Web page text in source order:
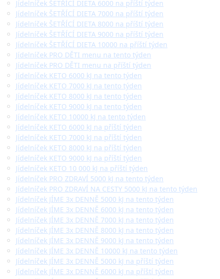
Jídelníček ŠETŘÍCÍ DIETA 6000 na příští týden
Jídelníček ŠETŘÍCÍ DIETA 7000 na příští týden
Jídelníček ŠETŘÍCÍ DIETA 8000 na příští týden
Jídelníček ŠETŘÍCÍ DIETA 9000 na příští týden
Jídelníček ŠETŘÍCÍ DIETA 10000 na příští týden
Jídelníček PRO DĚTI menu na tento týden
Jídelníček PRO DĚTI menu na příští týden
Jídelníček KETO 6000 kJ na tento týden
Jídelníček KETO 7000 kJ na tento týden
Jídelníček KETO 8000 kJ na tento týden
Jídelníček KETO 9000 kJ na tento týden
Jídelníček KETO 10000 kJ na tento týden
Jídelníček KETO 6000 kJ na příští týden
Jídelníček KETO 7000 kJ na příští týden
Jídelníček KETO 8000 kJ na příští týden
Jídelníček KETO 9000 kJ na příští týden
Jídelníček KETO 10 000 kJ na příští týden
Jídelníček PRO ZDRAVÍ 5000 kJ na tento týden
Jídelníček PRO ZDRAVÍ NA CESTY 5000 kJ na tento týden
Jídelníček JÍME 3x DENNĚ 5000 kJ na tento týden
Jídelníček JÍME 3x DENNĚ 6000 kJ na tento týden
Jídelníček JÍME 3x DENNĚ 7000 kJ na tento týden
Jídelníček JÍME 3x DENNĚ 8000 kJ na tento týden
Jídelníček JÍME 3x DENNĚ 9000 kJ na tento týden
Jídelníček JÍME 3x DENNĚ 10000 kJ na tento týden
Jídelníček JÍME 3x DENNĚ 5000 kJ na příští týden
Jídelníček JÍME 3x DENNĚ 6000 kJ na příští týden